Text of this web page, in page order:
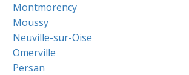
Montmorency
Moussy
Neuville-sur-Oise
Omerville
Persan